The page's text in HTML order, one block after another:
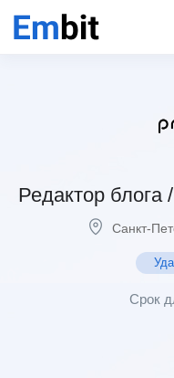
Редактор блога
Санкт-
Срок